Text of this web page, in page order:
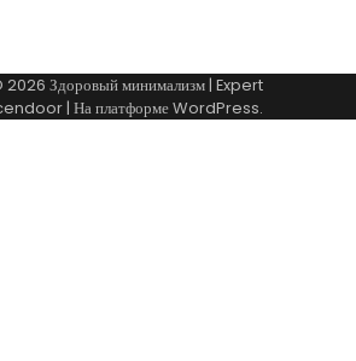
2026 Здоровый минимализм| Expert
| На платформеWordPress.